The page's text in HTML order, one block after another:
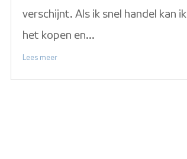
verschijnt. Als ik snel handel kan ik
het kopen en...
Lees meer